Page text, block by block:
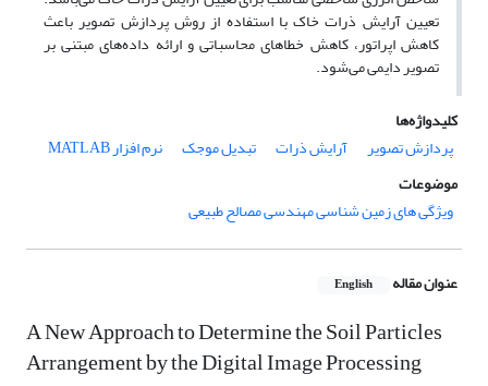
تعیین آرایش ذرات خاک با استفاده از روش پردازش تصویر باعث
کاهش اپراتور، کاهش خطاهای محاسباتی و ارائه داده‌های مبتنی بر
تصویر دایمی می‌شود.
کلیدواژه‌ها
پردازش تصویر
آرایش ذرات تبدیل موجک
نرم افزار MATLAB
موضوعات
ویژگی های زمین شناسی مهندسی مصالح طبیعی
عنوان مقاله English
A New Approach to Determine the Soil Particles
Arrangement by the Digital Image Processing